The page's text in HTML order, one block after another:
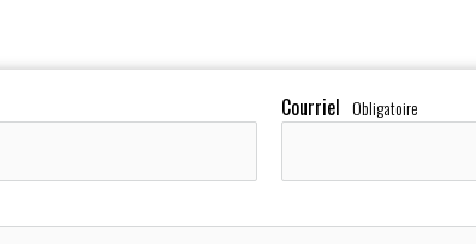
Courriel Obligatoire